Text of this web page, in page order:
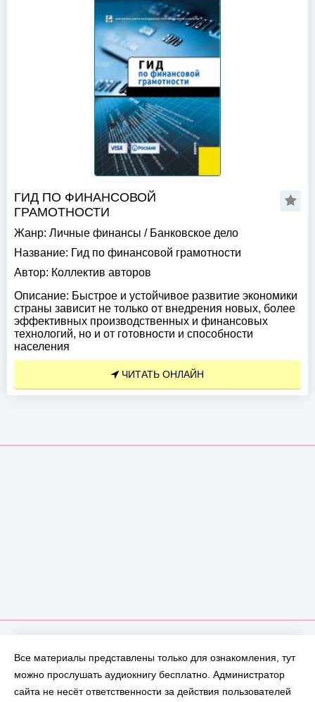
ГИД ПО ФИНАНСОВОЙ
ГРАМОТНОСТИ
Жанр: Личные финансы / Банковское дело
Название: Гид по финансовой грамотности
Автор: Коллектив авторов
Описание: Быстрое и устойчивое развитие экономики
страны зависит не только от внедрения новых, более
эффективных производственных и финансовых
технологий, но и от готовности и способности
населения
ЧИТАТЬ ОНЛАЙН
Все материалы представлены только для ознакомления, тут
можно прослушать аудиокнигу бесплатно. Администратор
сайта не несёт ответственности за действия пользователей